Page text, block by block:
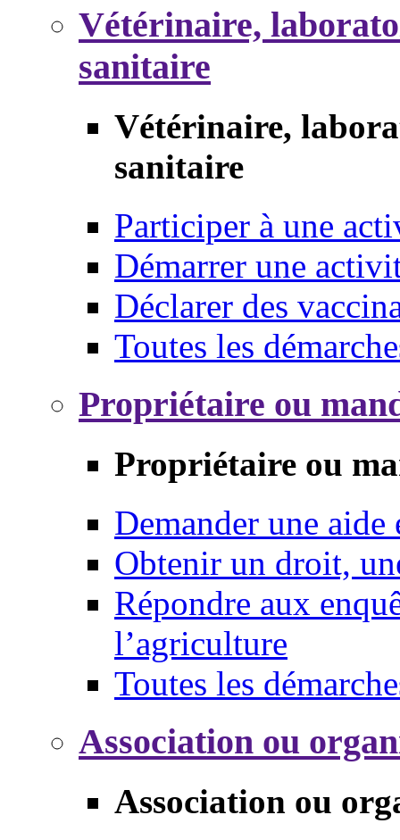
Vétérinaire,
sanitaire
Vétérinaire,
sanitaire
Participer à une
Démarrer une
Déclarer des
Toutes les
Propriétaire ou
Propriétaire ou
Demander une aide
Obtenir un droit,
Répondre aux
l’agriculture
Toutes les
Association ou
Association ou